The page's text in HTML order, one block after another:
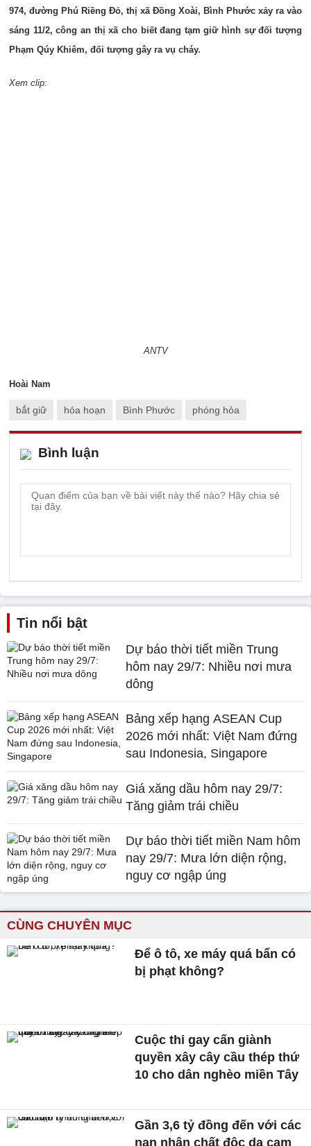
974, đường Phú Riềng Đỏ, thị xã Đồng Xoài, Bình Phước xảy ra vào
sáng 11/2, công an thị xã cho biết đang tạm giữ hình sự đối tượng
Phạm Qúy Khiêm, đối tượng gây ra vụ cháy.
Xem clip:
ANTV
Hoài Nam
bắt giữ hỏa hoạn Bình Phước phóng hỏa
Bình luận
Tin nổi bật
Dự báo thời tiết miền Trung
hôm nay 29/7: Nhiều nơi mưa
dông
Bảng xếp hạng ASEAN Cup
2026 mới nhất: Việt Nam đứng
sau Indonesia, Singapore
Giá xăng dầu hôm nay 29/7:
Tăng giảm trái chiều
Dự báo thời tiết miền Nam hôm
nay 29/7: Mưa lớn diện rộng,
nguy cơ ngập úng
CÙNG CHUYÊN MỤC
Để ô tô, xe máy quá bẩn có
bị phạt không?
Cuộc thi gay cấn giành
quyền xây cây cầu thép thứ
10 cho dân nghèo miền Tây
Gần 3,6 tỷ đồng đến với các
nạn nhân chất độc da cam